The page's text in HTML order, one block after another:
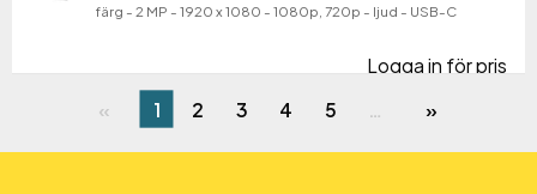
färg - 2 MP - 1920 x 1080 - 1080p, 720p - ljud - USB-C
Logga in för pris
1 2 3 4 5 …